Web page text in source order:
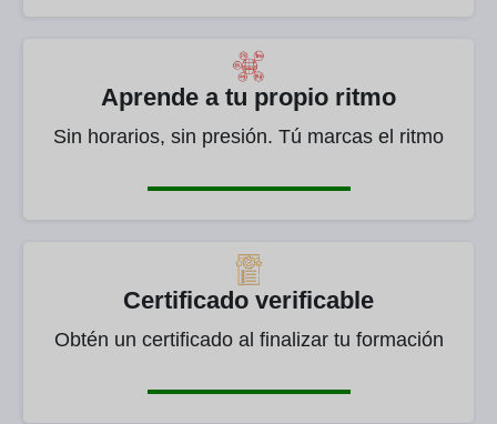
Aprende a tu propio ritmo
Sin horarios, sin presión. Tú marcas el ritmo
Certificado verificable
Obtén un certificado al finalizar tu formación